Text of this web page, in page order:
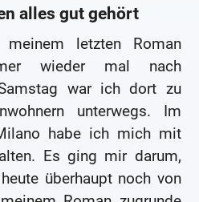
alles gut gehört
meinem letzten Roman
wieder mal nach
war ich dort zu
unterwegs. Im
habe ich mich mit
Es ging mir darum,
überhaupt noch von